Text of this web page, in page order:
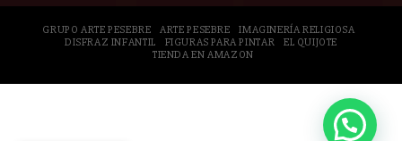
GRUPO ARTE PESEBRE ARTE PESEBRE
IMAGINERÍA RELIGIOSA
DISFRAZ INFANTIL
FIGURAS PARA PINTAR
EL QUIJOTE
TIENDA EN AMAZON